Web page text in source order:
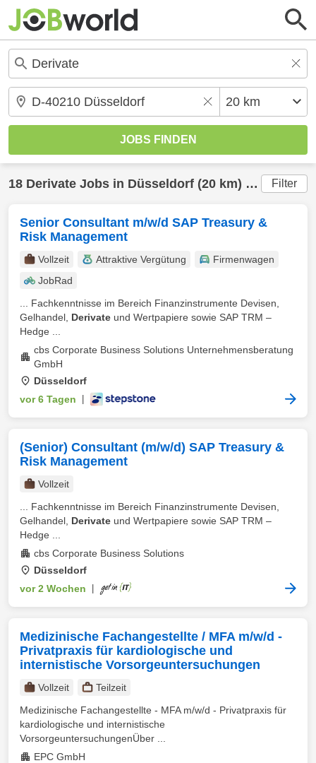
18 Derivate Jobs in Düsseldorf (20 km) gefunden Filter
Senior Consultant m/w/d SAP Treasury &
Risk Management
Vollzeit Attraktive Vergütung
Firmenwagen
JobRad
... Fachkenntnisse im Bereich Finanzinstrumente Devisen,
Gelhandel, Derivate und Wertpapiere sowie SAP TRM –
Hedge ...
cbs Corporate Business Solutions Unternehmensberatung
GmbH
Düsseldorf
vor 6 Tagen
(Senior) Consultant (m/w/d) SAP Treasury &
Risk Management
Vollzeit
... Fachkenntnisse im Bereich Finanzinstrumente Devisen,
Gelhandel, Derivate und Wertpapiere sowie SAP TRM –
Hedge ...
cbs Corporate Business Solutions
Düsseldorf
vor 2 Wochen
Medizinische Fachangestellte / MFA m/w/d -
Privatpraxis für kardiologische und
internistische Vorsorgeuntersuchungen
Vollzeit
Teilzeit
Medizinische Fachangestellte - MFA m/w/d - Privatpraxis für
kardiologische und internistische
VorsorgeuntersuchungenÜber ...
EPC GmbH